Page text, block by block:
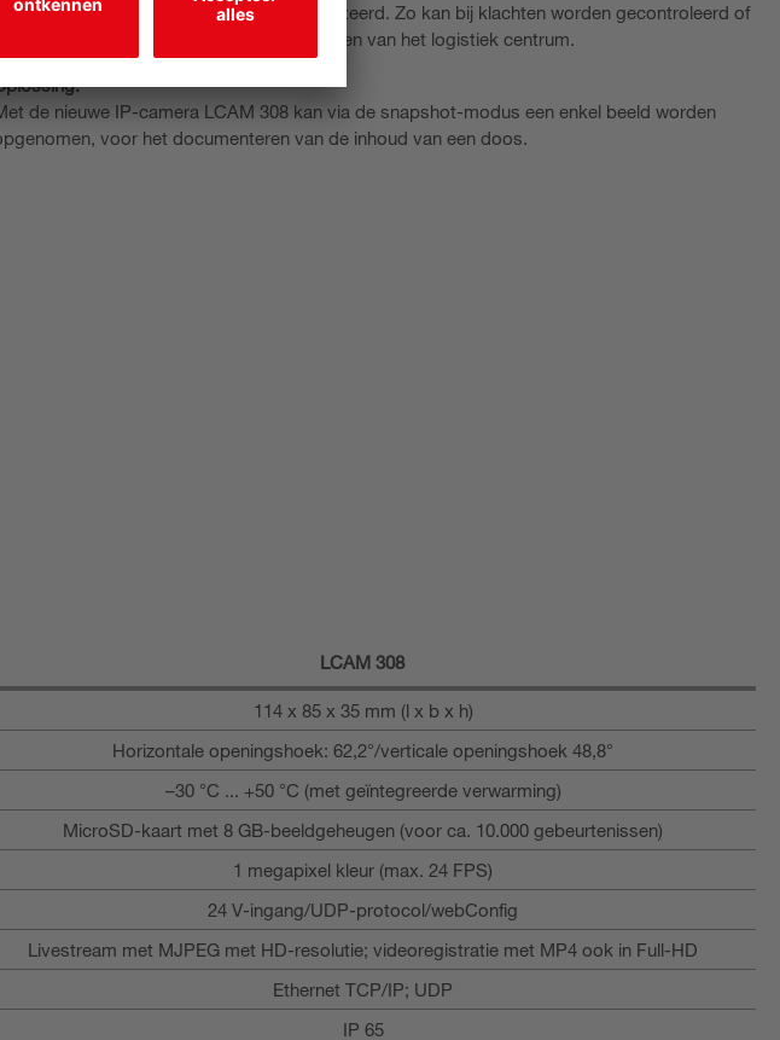
proces de doosinhoud worden gedocumenteerd. Zo kan bij klachten worden gecontroleerd of
alle goederen in de doos zaten bij het verlaten van het logistiek centrum.
de nieuwe IP-camera LCAM 308 kan via de snapshot-modus een enkel beeld worden
voor het documenteren van de inhoud van een doos.
LCAM 308
114 x 85 x 35 mm (l x b x h)
Horizontale openingshoek: 62,2°/verticale openingshoek 48,8°
–30 °C ... +50 °C (met geïntegreerde verwarming)
MicroSD-kaart met 8 GB-beeldgeheugen (voor ca. 10.000 gebeurtenissen)
1 megapixel kleur (max. 24 FPS)
24 V-ingang/UDP-protocol/webConfig
Livestream met MJPEG met HD-resolutie; videoregistratie met MP4 ook in Full-HD
Ethernet TCP/IP; UDP
IP 65